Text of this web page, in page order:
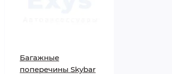
Багажные
поперечины Skybar